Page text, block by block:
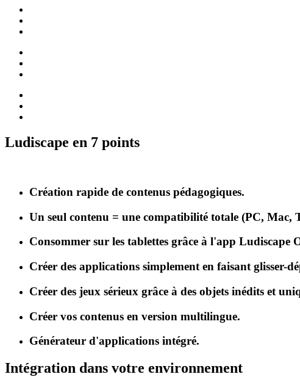
Ludiscape en 7 points
Création rapide de contenus pédagogiques.
Un seul contenu = une compatibilité totale (PC, Mac,
Consommer sur les tablettes grâce à l'app Ludiscape
Créer des applications simplement en faisant glisser-
Créer des jeux sérieux grâce à des objets inédits et
Créer vos contenus en version multilingue.
Générateur d'applications intégré.
Intégration dans votre environnement